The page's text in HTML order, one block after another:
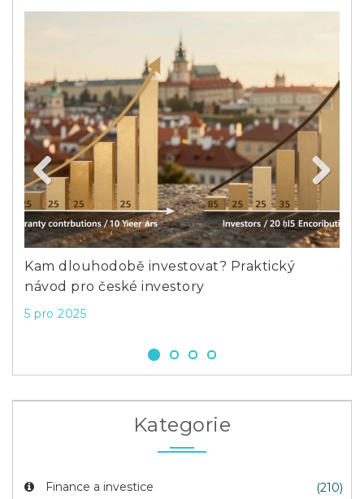
Kam dlouhodobě investovat? Praktický
návod pro české investory
5 pro 2025
Previous Next
Kategorie
Finance a investice (210)